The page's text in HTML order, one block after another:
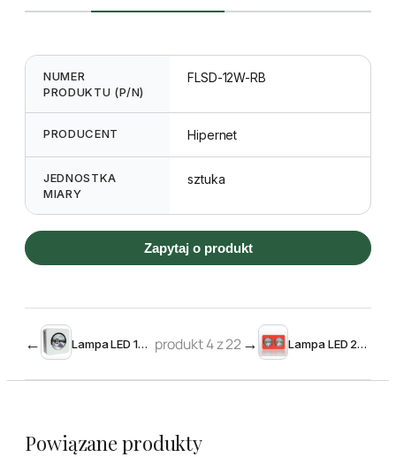
NUMER
PRODUKTU (P/N)
FLSD-12W-RB
PRODUCENT Hipernet
JEDNOSTKA
MIARY
sztuka
Zapytaj o produkt
← Lampa LED 100W produkt 4 z 22 Lampa LED 200W
→
Powiązane produkty